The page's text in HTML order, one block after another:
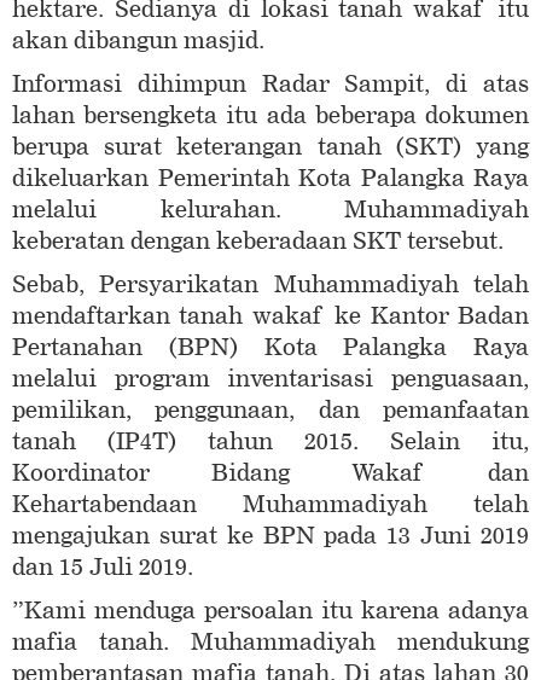
hektare. Sedianya di lokasi tanah wakaf itu
akan dibangun masjid.
Informasi dihimpun Radar Sampit, di atas
lahan bersengketa itu ada beberapa dokumen
berupa surat keterangan tanah (SKT) yang
dikeluarkan Pemerintah Kota Palangka Raya
melalui kelurahan. Muhammadiyah
keberatan dengan keberadaan SKT tersebut.
Sebab, Persyarikatan Muhammadiyah telah
mendaftarkan tanah wakaf ke Kantor Badan
Pertanahan (BPN) Kota Palangka Raya
melalui program inventarisasi penguasaan,
pemilikan, penggunaan, dan pemanfaatan
tanah (IP4T) tahun 2015. Selain itu,
Koordinator Bidang Wakaf dan
Kehartabendaan Muhammadiyah telah
mengajukan surat ke BPN pada 13 Juni 2019
dan 15 Juli 2019.
”Kami menduga persoalan itu karena adanya
mafia tanah. Muhammadiyah mendukung
pemberantasan mafia tanah. Di atas lahan 30